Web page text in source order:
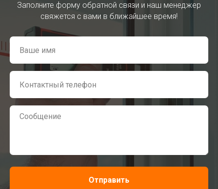
Заполните форму обратной связи и наш менеджер
свяжется с вами в ближайшее время!
Отправить